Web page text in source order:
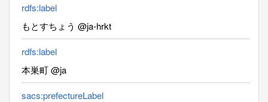
rdfs:label
もとすちょう @ja-hrkt
rdfs:label
本巣町 @ja
sacs:prefectureLabel